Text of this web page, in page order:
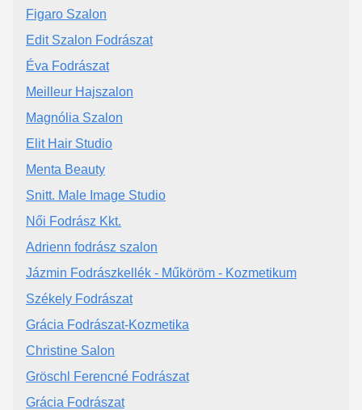
Figaro Szalon
Edit Szalon Fodrászat
Éva Fodrászat
Meilleur Hajszalon
Magnólia Szalon
Elit Hair Studio
Menta Beauty
Snitt. Male Image Studio
Női Fodrász Kkt.
Adrienn fodrász szalon
Jázmin Fodrászkellék - Műköröm - Kozmetikum
Székely Fodrászat
Grácia Fodrászat-Kozmetika
Christine Salon
Gröschl Ferencné Fodrászat
Grácia Fodrászat